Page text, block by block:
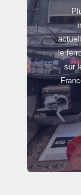
le
sur